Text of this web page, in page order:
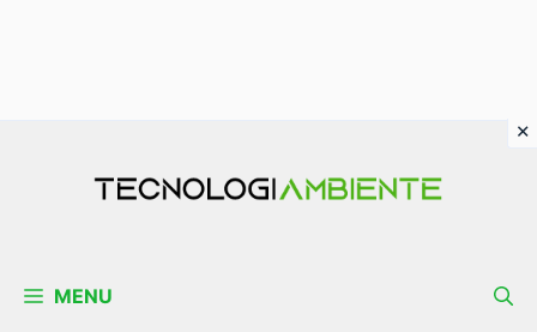
MENU